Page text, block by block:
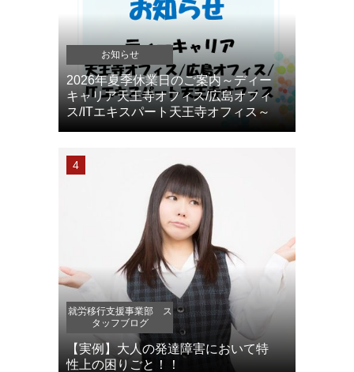
お知らせ
2026年夏季休業日のご案内～ディー
キャリア天王寺オフィス/広島オフィ
ス/ITエキスパート天王寺オフィス～
就労移行支援事業部 ス
タッフブログ
【実例】大人の発達障害において特
性上の困りごと！！